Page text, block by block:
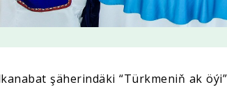
şäherindäki “Türkmeniň ak